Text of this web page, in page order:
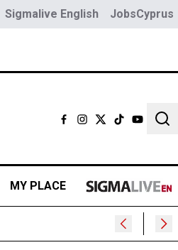
Sigmalive English JobsCyprus
MY PLACE